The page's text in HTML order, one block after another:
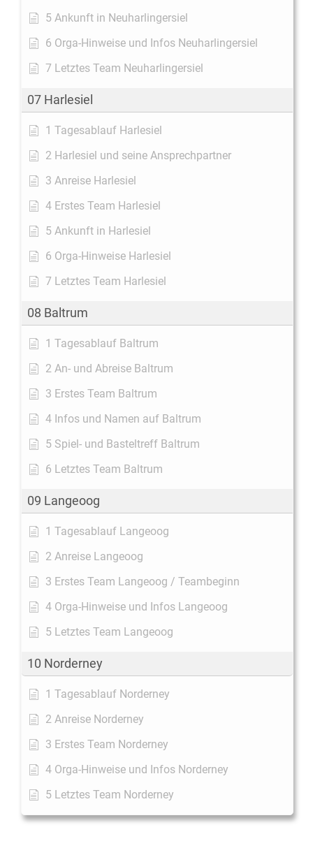
5 Ankunft in Neuharlingersiel
6 Orga-Hinweise und Infos Neuharlingersiel
7 Letztes Team Neuharlingersiel
07 Harlesiel
1 Tagesablauf Harlesiel
2 Harlesiel und seine Ansprechpartner
3 Anreise Harlesiel
4 Erstes Team Harlesiel
5 Ankunft in Harlesiel
6 Orga-Hinweise Harlesiel
7 Letztes Team Harlesiel
08 Baltrum
1 Tagesablauf Baltrum
2 An- und Abreise Baltrum
3 Erstes Team Baltrum
4 Infos und Namen auf Baltrum
5 Spiel- und Basteltreff Baltrum
6 Letztes Team Baltrum
09 Langeoog
1 Tagesablauf Langeoog
2 Anreise Langeoog
3 Erstes Team Langeoog / Teambeginn
4 Orga-Hinweise und Infos Langeoog
5 Letztes Team Langeoog
10 Norderney
1 Tagesablauf Norderney
2 Anreise Norderney
3 Erstes Team Norderney
4 Orga-Hinweise und Infos Norderney
5 Letztes Team Norderney